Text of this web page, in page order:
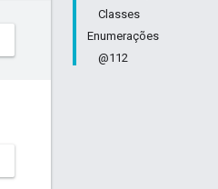
Classes
Enumerações
@112